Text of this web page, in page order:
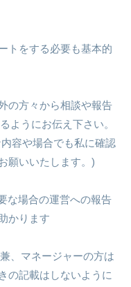
トをする必要も基本的
の方々から相談や報告
ようにお伝え下さい。
容や場合でも私に確認
願いいたします。)
な場合の運営への報告
かります
、マネージャーの方は
の記載はしないように